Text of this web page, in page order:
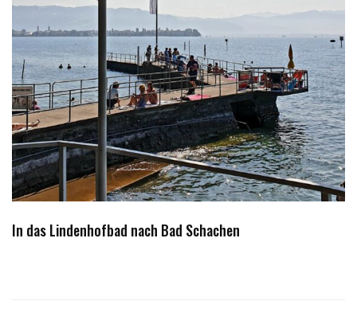
In das Lindenhofbad nach Bad Schachen